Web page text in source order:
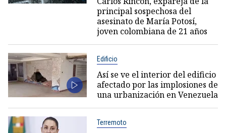
principal sospechosa del
asesinato de María Potosí,
joven colombiana de 21 años
Edificio
Así se ve el interior del edificio
afectado por las implosiones de
una urbanización en Venezuela
Terremoto